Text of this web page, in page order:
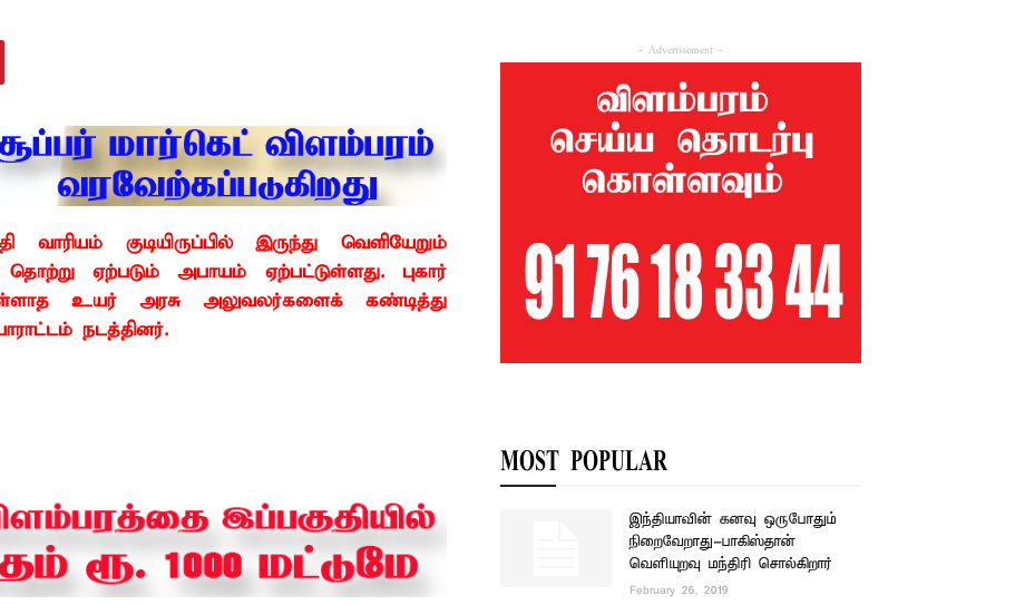
குடியிருப்பில் இருந்து வெளியேறும்
ஏற்படும் அபாயம் ஏற்பட்டுள்ளது. புகார்
உயர் அரசு அலுவலர்களைக் கண்டித்து
நடத்தினர்.
- Advertisement -
MOST POPULAR
இந்தியாவின் கனவு ஒருபோதும்
நிறைவேறாது-பாகிஸ்தான்
வெளியுறவு மந்திரி சொல்கிறார்
February 26, 2019